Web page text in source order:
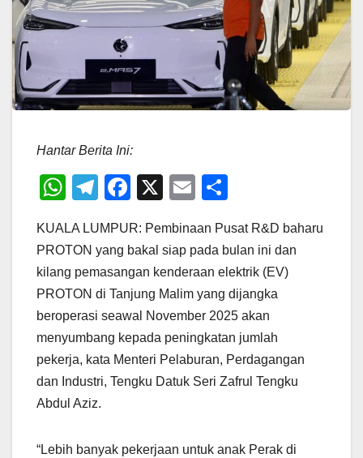
Hantar Berita Ini:
W
at
s
A
p
p
T
e
gr
a
m
F
c
e
b
o
o
k
X
E
ail ar
e
KUALA LUMPUR: Pembinaan Pusat R&D baharu
PROTON yang bakal siap pada bulan ini dan
kilang pemasangan kenderaan elektrik (EV)
PROTON di Tanjung Malim yang dijangka
beroperasi seawal November 2025 akan
menyumbang kepada peningkatan jumlah
pekerja, kata Menteri Pelaburan, Perdagangan
dan Industri, Tengku Datuk Seri Zafrul Tengku
Abdul Aziz.
“Lebih banyak pekerjaan untuk anak Perak di